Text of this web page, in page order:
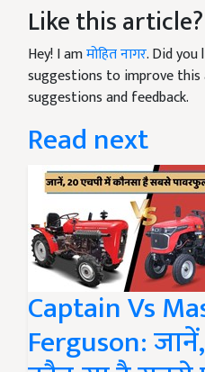
Like this article?
Hey! I amमोहित नागर. Did you
suggestions to improve this
suggestions and feedback.
Read next
Captain Vs
Ferguson: